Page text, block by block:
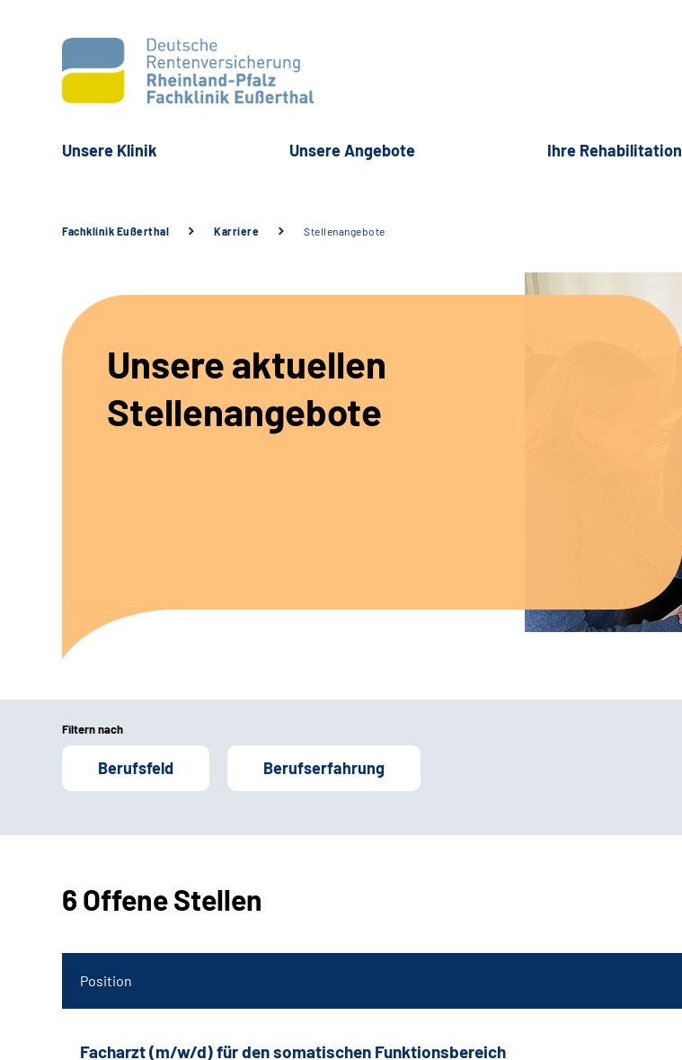
Unsere Klinik Unsere Angebote Ihre Rehabilitation
Fachklinik Eußerthal Karriere Stellenangebote
Unsere aktuellen
Stellenangebote
Filtern nach
Berufsfeld Berufserfahrung
6 Offene Stellen
Position
Facharzt (m/w/d) für den somatischen Funktionsbereich